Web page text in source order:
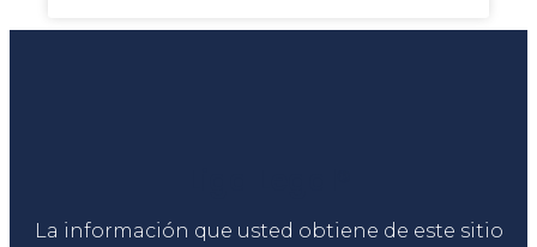
La información que usted obtiene de este sitio